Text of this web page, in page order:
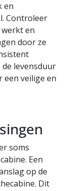
en
Controleer
en
door ze
levensduur
een veilige en
soms
Een
op de
Dit